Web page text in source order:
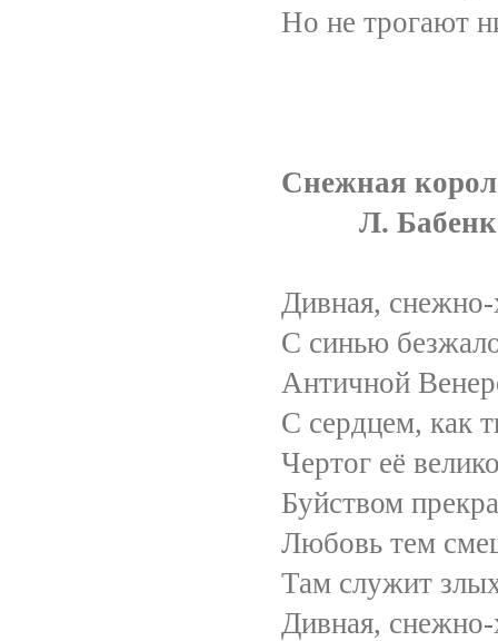
Но не трогают
Снежная
Л.
Дивная, снежно-
С синью
Античной Венере
С сердцем, как
Чертог её
Буйством
Любовь тем смешна и
Там служит злых
Дивная, снежно-